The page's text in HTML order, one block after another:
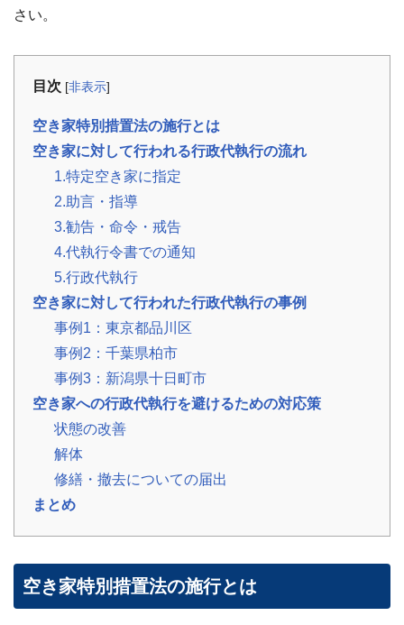
📖
ム
続・
有
持
分・
空
き
家・
税
金
▾
💬
お
客
の
声
依
頼
い
た
だ
い
た
お
客
様
レ
よ
く
さい。
目次 [非表示]
空き家特別措置法の施行とは
空き家に対して行われる行政代執行の流れ
1.特定空き家に指定
2.助言・指導
3.勧告・命令・戒告
4.代執行令書での通知
5.行政代執行
空き家に対して行われた行政代執行の事例
事例1：東京都品川区
事例2：千葉県柏市
事例3：新潟県十日町市
空き家への行政代執行を避けるための対応策
状態の改善
解体
修繕・撤去についての届出
まとめ
空き家特別措置法の施行とは